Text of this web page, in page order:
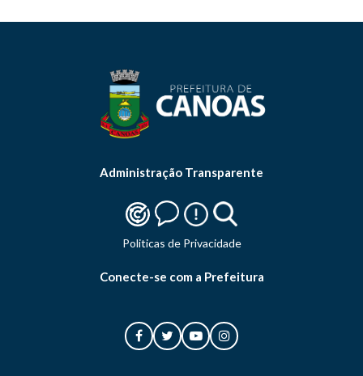
Administração Transparente
Politicas de Privacidade
Conecte-se com a Prefeitura